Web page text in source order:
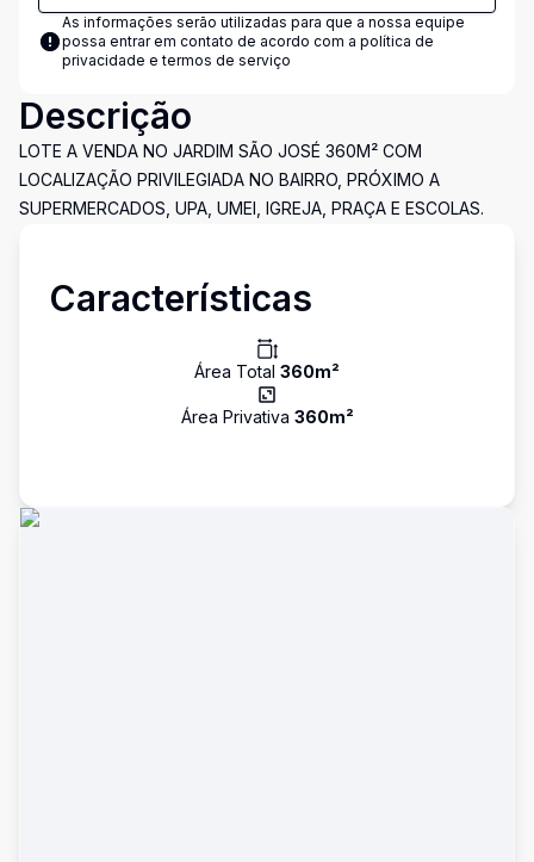
As informações serão utilizadas para que a nossa equipe
possa entrar em contato de acordo com a política de
privacidade e termos de serviço
Descrição
LOTE A VENDA NO JARDIM SÃO JOSÉ 360M² COM
LOCALIZAÇÃO PRIVILEGIADA NO BAIRRO, PRÓXIMO A
SUPERMERCADOS, UPA, UMEI, IGREJA, PRAÇA E ESCOLAS.
Características
Área Total 360m²
Área Privativa 360m²